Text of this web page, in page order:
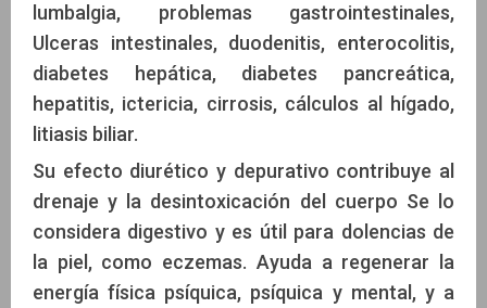
lumbalgia, problemas gastrointestinales,
Ulceras intestinales, duodenitis, enterocolitis,
diabetes hepática, diabetes pancreática,
hepatitis, ictericia, cirrosis, cálculos al hígado,
litiasis biliar.
Su efecto diurético y depurativo contribuye al
drenaje y la desintoxicación del cuerpo Se lo
considera digestivo y es útil para dolencias de
la piel, como eczemas. Ayuda a regenerar la
energía física psíquica, psíquica y mental, y a